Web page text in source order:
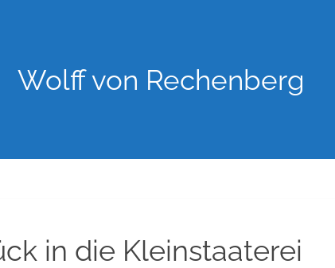
Wolff von Rechenberg
in die Kleinstaaterei